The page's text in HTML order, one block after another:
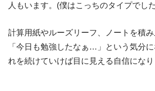
人もいます。(僕はこっちのタイプでし
計算用紙やルーズリーフ、ノートを積
「今日も勉強したなぁ…」という気分
れを続けていけば目に見える自信になり